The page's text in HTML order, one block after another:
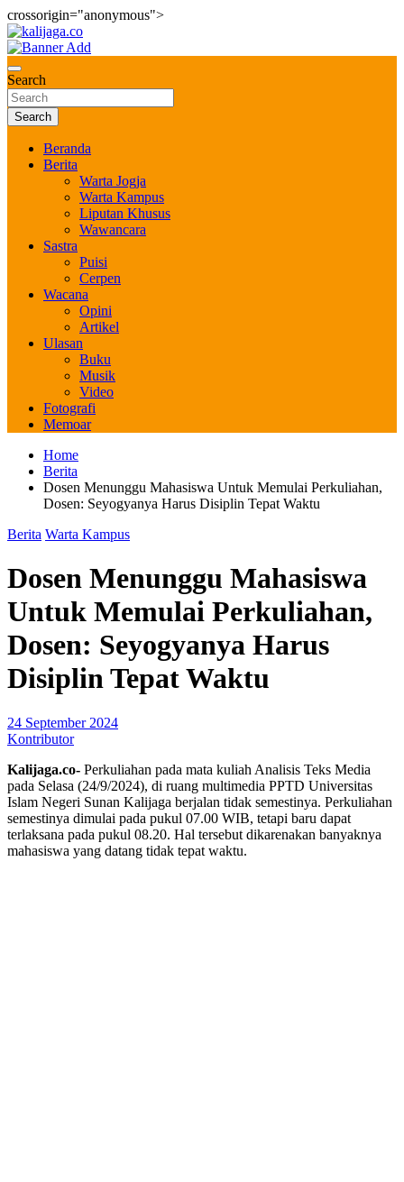
crossorigin="anonymous">
Skip
to
content
kalijaga.co
Search
Search
Beranda
Berita
Warta Jogja
Warta Kampus
Liputan Khusus
Wawancara
Sastra
Puisi
Cerpen
Wacana
Opini
Artikel
Ulasan
Buku
Musik
Video
Fotografi
Memoar
Home
Berita
Dosen Menunggu Mahasiswa Untuk Memulai Perkuliahan,
Dosen: Seyogyanya Harus Disiplin Tepat Waktu
Berita Warta Kampus
Dosen Menunggu Mahasiswa
Untuk Memulai Perkuliahan,
Dosen: Seyogyanya Harus
Disiplin Tepat Waktu
24 September 2024
Kontributor
Kalijaga.co- Perkuliahan pada mata kuliah Analisis Teks Media
pada Selasa (24/9/2024), di ruang multimedia PPTD Universitas
Islam Negeri Sunan Kalijaga berjalan tidak semestinya. Perkuliahan
semestinya dimulai pada pukul 07.00 WIB, tetapi baru dapat
terlaksana pada pukul 08.20. Hal tersebut dikarenakan banyaknya
mahasiswa yang datang tidak tepat waktu.